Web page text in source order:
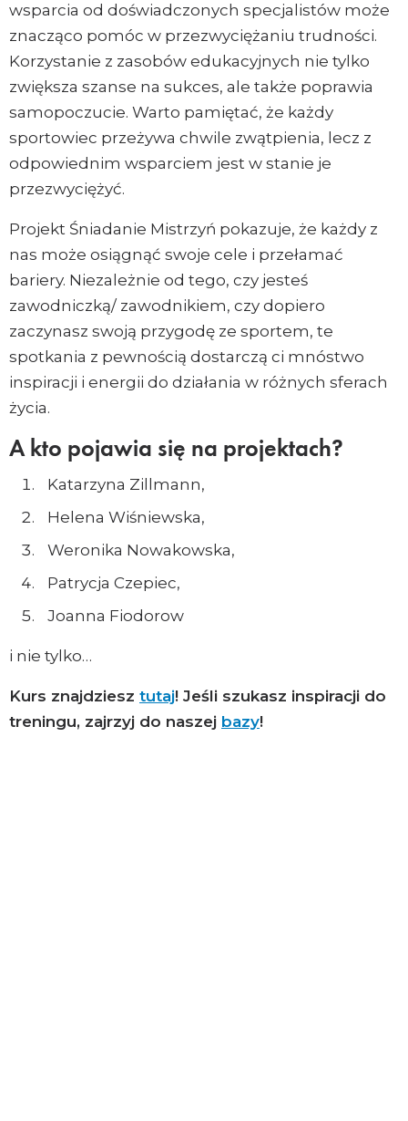
wsparcia od doświadczonych specjalistów może
znacząco pomóc w przezwyciężaniu trudności.
Korzystanie z zasobów edukacyjnych nie tylko
zwiększa szanse na sukces, ale także poprawia
samopoczucie. Warto pamiętać, że każdy
sportowiec przeżywa chwile zwątpienia, lecz z
odpowiednim wsparciem jest w stanie je
przezwyciężyć.
Projekt Śniadanie Mistrzyń pokazuje, że każdy z
nas może osiągnąć swoje cele i przełamać
bariery. Niezależnie od tego, czy jesteś
zawodniczką/ zawodnikiem, czy dopiero
zaczynasz swoją przygodę ze sportem, te
spotkania z pewnością dostarczą ci mnóstwo
inspiracji i energii do działania w różnych sferach
życia.
A kto pojawia się na projektach?
Katarzyna Zillmann,
Helena Wiśniewska,
Weronika Nowakowska,
Patrycja Czepiec,
Joanna Fiodorow
i nie tylko…
Kurs znajdziesz tutaj! Jeśli szukasz inspiracji do
treningu, zajrzyj do naszej bazy!